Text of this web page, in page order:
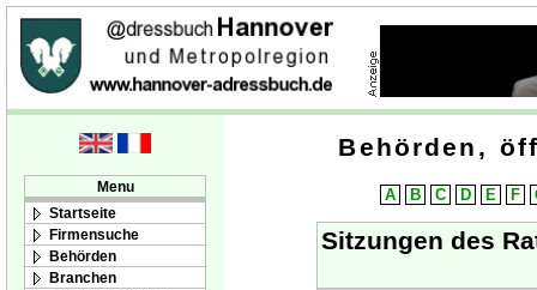
Menu
Startseite
Firmensuche
Behörden
Branchen
Behörden,
A B C D E F
Sitzungen des